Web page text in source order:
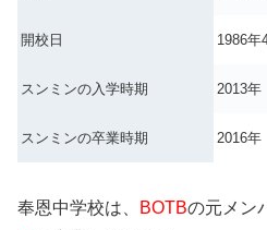
開校日 1986年
スンミンの入学時期 2013年
スンミンの卒業時期 2016年
奉恩中学校は、 BOTBの元メン